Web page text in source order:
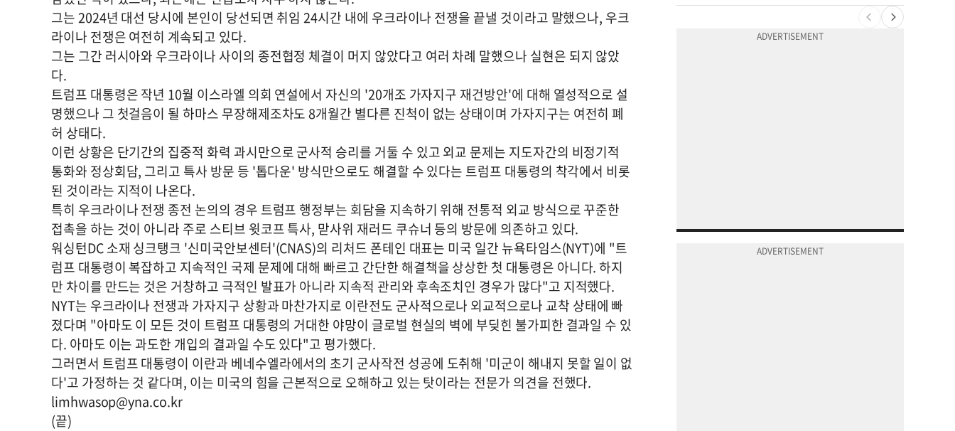
그는 2024년 대선 당시에 본인이 당선되면 취임 24시간 내에 우크라이나 전쟁을 끝낼 것이라고 말했으나, 우크
라이나 전쟁은 여전히 계속되고 있다.
그는 그간 러시아와 우크라이나 사이의 종전협정 체결이 머지 않았다고 여러 차례 말했으나 실현은 되지 않았
다.
트럼프 대통령은 작년 10월 이스라엘 의회 연설에서 자신의 '20개조 가자지구 재건방안'에 대해 열성적으로 설
명했으나 그 첫걸음이 될 하마스 무장해제조차도 8개월간 별다른 진척이 없는 상태이며 가자지구는 여전히 폐
허 상태다.
이런 상황은 단기간의 집중적 화력 과시만으로 군사적 승리를 거둘 수 있고 외교 문제는 지도자간의 비정기적
통화와 정상회담, 그리고 특사 방문 등 '톱다운' 방식만으로도 해결할 수 있다는 트럼프 대통령의 착각에서 비롯
된 것이라는 지적이 나온다.
특히 우크라이나 전쟁 종전 논의의 경우 트럼프 행정부는 회담을 지속하기 위해 전통적 외교 방식으로 꾸준한
접촉을 하는 것이 아니라 주로 스티브 윗코프 특사, 맏사위 재러드 쿠슈너 등의 방문에 의존하고 있다.
워싱턴DC 소재 싱크탱크 '신미국안보센터'(CNAS)의 리처드 폰테인 대표는 미국 일간 뉴욕타임스(NYT)에 "트
럼프 대통령이 복잡하고 지속적인 국제 문제에 대해 빠르고 간단한 해결책을 상상한 첫 대통령은 아니다. 하지
만 차이를 만드는 것은 거창하고 극적인 발표가 아니라 지속적 관리와 후속조치인 경우가 많다"고 지적했다.
NYT는 우크라이나 전쟁과 가자지구 상황과 마찬가지로 이란전도 군사적으로나 외교적으로나 교착 상태에 빠
졌다며 "아마도 이 모든 것이 트럼프 대통령의 거대한 야망이 글로벌 현실의 벽에 부딪힌 불가피한 결과일 수 있
다. 아마도 이는 과도한 개입의 결과일 수도 있다"고 평가했다.
그러면서 트럼프 대통령이 이란과 베네수엘라에서의 초기 군사작전 성공에 도취해 '미군이 해내지 못할 일이 없
다'고 가정하는 것 같다며, 이는 미국의 힘을 근본적으로 오해하고 있는 탓이라는 전문가 의견을 전했다.
limhwasop@yna.co.kr
(끝)